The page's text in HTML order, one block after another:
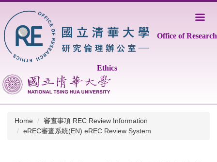
the
main
content
block
Office of Research
Ethics
Home
審查事項 REC Review Information
eREC審查系統(EN) eREC Review System